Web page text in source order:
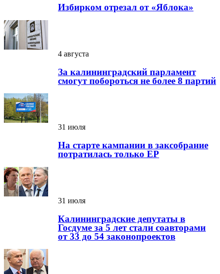
Избирком отрезал от «Яблока»
4 августа
За калининградский парламент
смогут побороться не более 8 партий
31 июля
На старте кампании в заксобрание
потратилась только ЕР
31 июля
Калининградские депутаты в
Госдуме за 5 лет стали соавторами
от 33 до 54 законопроектов